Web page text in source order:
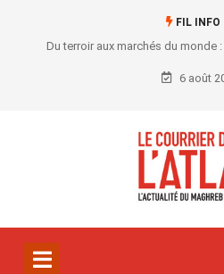
FIL INFO
Du terroir aux marchés du monde
6 août